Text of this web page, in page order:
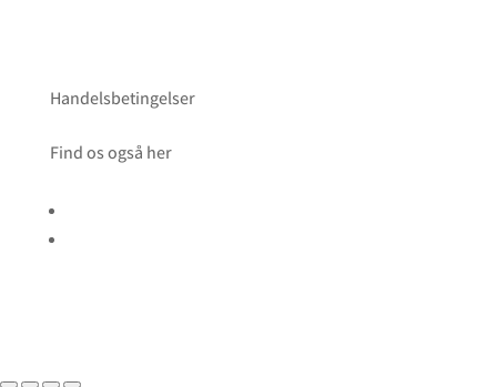
Handelsbetingelser
Find os også her